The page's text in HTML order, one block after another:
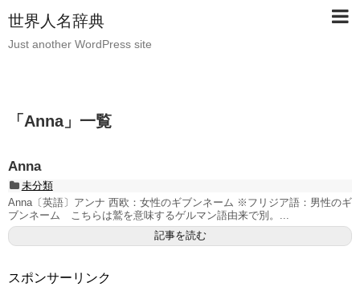
世界人名辞典
Just another WordPress site
「 Anna」 一覧
Anna
未分類
Anna〔英語〕アンナ 西欧：女性のギブンネーム ※フリジア語：男性のギ
ブンネーム こちらは鷲を意味するゲルマン語由来で別。...
記事を読む
スポンサーリンク